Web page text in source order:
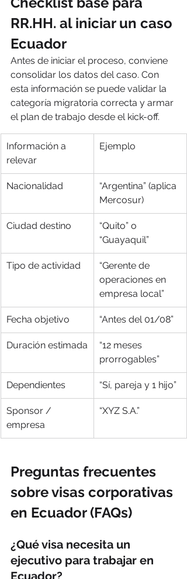
RR.HH. al iniciar un caso
Ecuador
Antes de iniciar el proceso, conviene
consolidar los datos del caso. Con
esta información se puede validar la
categoría migratoria correcta y armar
el plan de trabajo desde el kick-off.
Información a
relevar
Ejemplo
Nacionalidad
“Argentina” (aplica
Mercosur)
Ciudad destino
“Quito” o
“Guayaquil”
Tipo de actividad
“Gerente de
operaciones en
empresa local”
Fecha objetivo “Antes del 01/08”
Duración estimada
“12 meses
prorrogables”
Dependientes “Sí, pareja y 1 hijo”
Sponsor /
empresa
“XYZ S.A.”
Preguntas frecuentes
sobre visas corporativas
en Ecuador (FAQs)
¿Qué visa necesita un
ejecutivo para trabajar en